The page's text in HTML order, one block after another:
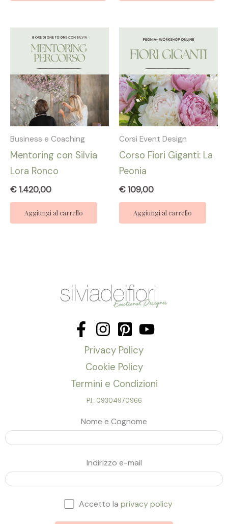
Business e Coaching
Mentoring con Silvia
Lora Ronco
€1.420,00
Aggiungi al carrello
Corsi Event Design
Corso Fiori Giganti: La
Peonia
€109,00
Aggiungi al carrello
Privacy Policy
Cookie Policy
Termini e Condizioni
P.I.: 09304970966
Nome e Cognome
Indirizzo e-mail
Accetto laprivacy policy